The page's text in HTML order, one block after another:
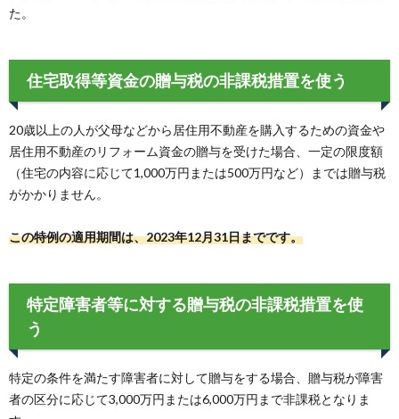
た。
住宅取得等資金の贈与税の非課税措置を使う
20歳以上の人が父母などから居住用不動産を購入するための資金や
居住用不動産のリフォーム資金の贈与を受けた場合、一定の限度額
（住宅の内容に応じて1,000万円または500万円など）までは贈与税
がかかりません。
この特例の適用期間は、2023年12月31日までです。
特定障害者等に対する贈与税の非課税措置を使
う
特定の条件を満たす障害者に対して贈与をする場合、贈与税が障害
者の区分に応じて3,000万円または6,000万円まで非課税となりま